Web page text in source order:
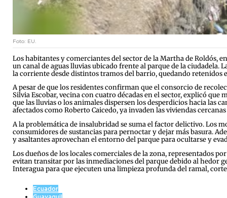
Foto: EU.
Los habitantes y comerciantes del sector de la Martha de Roldós,
un canal de aguas lluvias ubicado frente al parque de la ciudadela.
la corriente desde distintos tramos del barrio, quedando retenidos
A pesar de que los residentes confirman que el consorcio de
Silvia Escobar, vecina con cuatro décadas en el sector, explicó que
que las lluvias o los animales dispersen los desperdicios hacia las
afectados como Roberto Caicedo, ya invaden las viviendas
A la problemática de insalubridad se suma el factor delictivo. Los
consumidores de sustancias para pernoctar y dejar más basura.
y asaltantes aprovechan el entorno del parque para ocultarse y
Los dueños de los locales comerciales de la zona, representados
evitan transitar por las inmediaciones del parque debido al hedor
Interagua para que ejecuten una limpieza profunda del ramal,
Ecuador